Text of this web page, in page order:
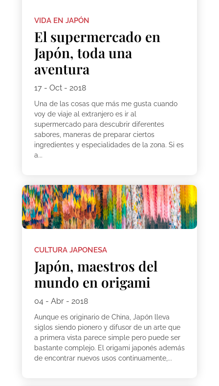
VIDA EN JAPÓN
El supermercado en
Japón, toda una
aventura
17 - Oct - 2018
Una de las cosas que más me gusta cuando
voy de viaje al extranjero es ir al
supermercado para descubrir diferentes
sabores, maneras de preparar ciertos
ingredientes y especialidades de la zona. Si es
a...
CULTURA JAPONESA
Japón, maestros del
mundo en origami
04 - Abr - 2018
Aunque es originario de China, Japón lleva
siglos siendo pionero y difusor de un arte que
a primera vista parece simple pero puede ser
bastante complejo. El origami japonés además
de encontrar nuevos usos continuamente,...